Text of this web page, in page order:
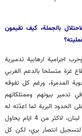
بالجملة، كيف تقيمون
اجرامية ارهابية تدميرية
غزة متسلحا بالدعم الغربي
المدمرة، ورغم كل تفوقه
تدمير بيوتهم وممتلكاتهم
الحدود البرية لما اعدّته له
المقاومة من مقبرة لدفن دباباته وجنوده في جنوب لبنان، لاكثر من 4 ايام يحاول
لتسجيل انتصار بري، لكن كل